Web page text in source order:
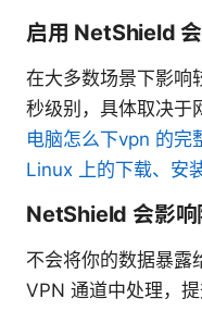
启用 NetShield
在大多数场景下影响
秒级别，具体取决于
电脑怎么下vpn 的完
Linux 上的下载、安
NetShield 会影响
不会将你的数据暴露
VPN 通道中处理，提